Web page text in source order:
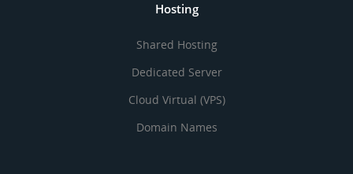
Hosting
Shared Hosting
Dedicated Server
Cloud Virtual (VPS)
Domain Names